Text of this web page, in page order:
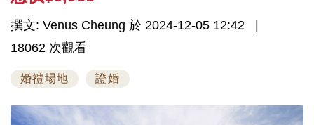
撰文: Venus Cheung 於 2024-12-05 12:42
18062 次觀看
婚禮場地 證婚